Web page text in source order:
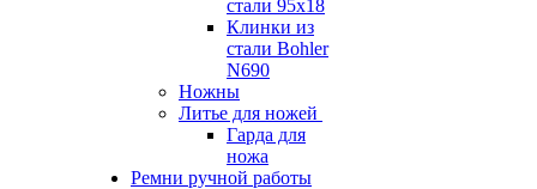
стали 95х18
Клинки из
стали Bohler
N690
Ножны
Литье для ножей
Гарда для
ножа
Ремни ручной работы